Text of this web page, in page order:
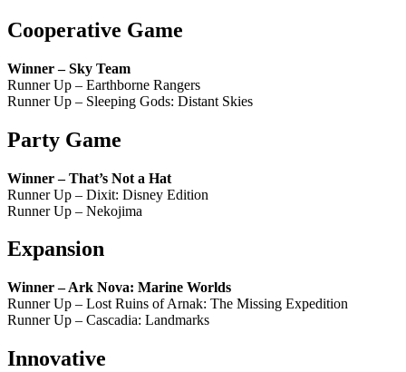
Cooperative Game
Winner –Sky Team
Runner Up – Earthborne Rangers
Runner Up – Sleeping Gods: Distant Skies
Party Game
Winner – That’s Not a Hat
Runner Up – Dixit: Disney Edition
Runner Up – Nekojima
Expansion
Winner – Ark Nova: Marine Worlds
Runner Up – Lost Ruins of Arnak: The Missing Expedition
Runner Up – Cascadia: Landmarks
Innovative